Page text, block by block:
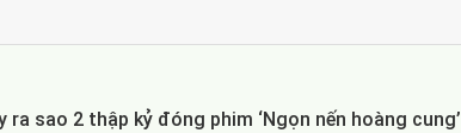
ra sao 2 thập kỷ đóng phim ‘Ngọn nến hoàng